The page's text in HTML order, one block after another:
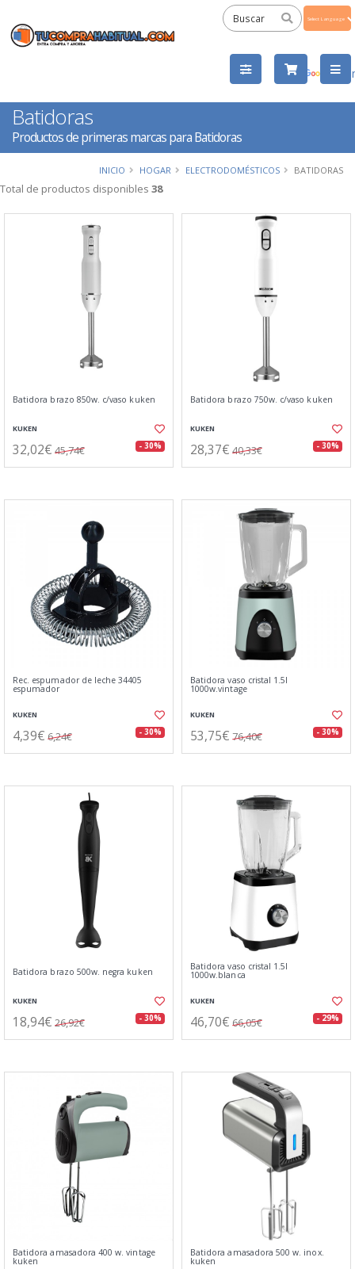
by
Batidoras
Productos de primeras marcas para Batidoras
INICIO HOGAR ELECTRODOMÉSTICOS BATIDORAS
Total de productos disponibles 38
Batidora brazo 850w. c/vaso kuken
KUKEN
32,02€ 45,74€ - 30%
Batidora brazo 750w. c/vaso kuken
KUKEN
28,37€ 40,33€ - 30%
Rec. espumador de leche 34405
espumador
KUKEN
4,39€ 6,24€ - 30%
Batidora vaso cristal 1.5l
1000w.vintage
KUKEN
53,75€ 76,40€ - 30%
Batidora brazo 500w. negra kuken
KUKEN
18,94€ 26,92€ - 30%
Batidora vaso cristal 1.5l
1000w.blanca
KUKEN
46,70€ 66,05€ - 29%
Batidora amasadora 400 w. vintage
kuken
Batidora amasadora 500 w. inox.
kuken